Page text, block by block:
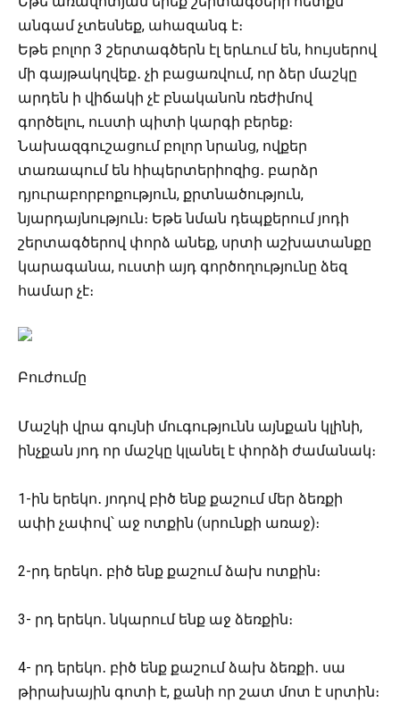
անգամ չտեսնեք, ահազանգ է։
Եթե բոլոր 3 շերտագծերն էլ երևում են, հույսերով
մի գայթակղվեք․ չի բացառվում, որ ձեր մաշկը
արդեն ի վիճակի չէ բնականոն ռեժիմով
գործելու, ուստի պիտի կարգի բերեք։
Նախազգուշացում բոլոր նրանց, ովքեր
տառապում են հիպերտերիոզից․ բարձր
դյուրաբորբոքություն, քրտնածություն,
նյարդայնություն։ Եթե նման դեպքերում յոդի
շերտագծերով փորձ անեք, սրտի աշխատանքը
կարագանա, ուստի այդ գործողությունը ձեզ
համար չէ։
Բուժումը
Մաշկի վրա գույնի մուգությունն այնքան կլինի,
ինչքան յոդ որ մաշկը կլանել է փորձի ժամանակ։
1-ին երեկո․ յոդով բիծ ենք քաշում մեր ձեռքի
ափի չափով՝ աջ ոտքին (սրունքի առաջ)։
2-րդ երեկո․ բիծ ենք քաշում ձախ ոտքին։
3- րդ երեկո․ նկարում ենք աջ ձեռքին։
4- րդ երեկո․ բիծ ենք քաշում ձախ ձեռքի․ սա
թիրախային գոտի է, քանի որ շատ մոտ է սրտին։